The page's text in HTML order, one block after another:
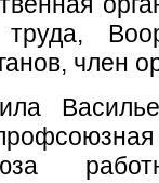
труда,
член